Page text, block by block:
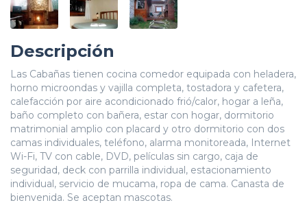
Descripción
Las Cabañas tienen cocina comedor equipada con heladera,
horno microondas y vajilla completa, tostadora y cafetera,
calefacción por aire acondicionado frió/calor, hogar a leña,
baño completo con bañera, estar con hogar, dormitorio
matrimonial amplio con placard y otro dormitorio con dos
camas individuales, teléfono, alarma monitoreada, Internet
Wi-Fi, TV con cable, DVD, películas sin cargo, caja de
seguridad, deck con parrilla individual, estacionamiento
individual, servicio de mucama, ropa de cama. Canasta de
bienvenida. Se aceptan mascotas.